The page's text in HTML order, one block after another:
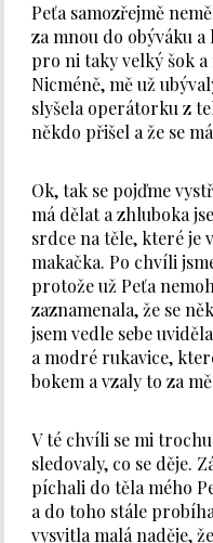
Peťa samozřejmě
za mnou do obýváku
pro ni taky velký šok a
Nicméně, mě už
slyšela operátorku z
někdo přišel a že se
Ok, tak se pojďme
má dělat a zhluboka
srdce na těle, které je
makačka. Po chvíli
protože už Peťa
zaznamenala, že se
jsem vedle sebe
a modré rukavice,
bokem a vzaly to za
V té chvíli se mi
sledovaly, co se děje.
píchali do těla mého
a do toho stále
vysvitla malá naděje,